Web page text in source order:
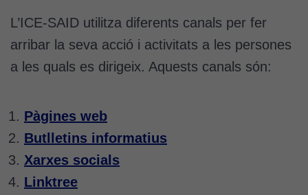
L’ICE-SAID utilitza diferents canals per fer
arribar la seva acció i activitats a les persones
a les quals es dirigeix. Aquests canals són:
Pàgines web
Butlletins informatius
Xarxes socials
Linktree